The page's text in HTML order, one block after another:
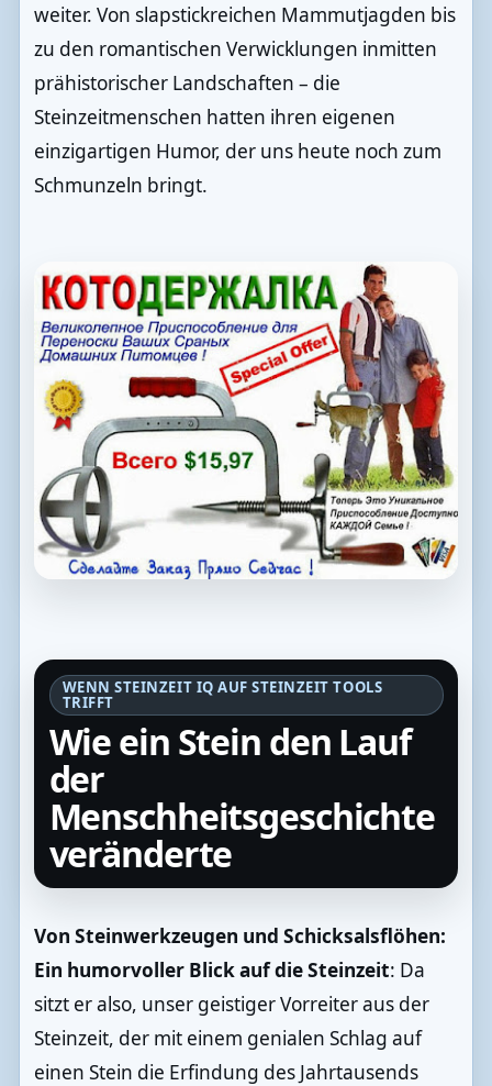
weiter. Von slapstickreichen Mammutjagden bis
zu den romantischen Verwicklungen inmitten
prähistorischer Landschaften – die
Steinzeitmenschen hatten ihren eigenen
einzigartigen Humor, der uns heute noch zum
Schmunzeln bringt.
WENN STEINZEIT IQ AUF STEINZEIT TOOLS
TRIFFT
Wie ein Stein den Lauf
der
Menschheitsgeschichte
veränderte
Von Steinwerkzeugen und Schicksalsflöhen:
Ein humorvoller Blick auf die Steinzeit: Da
sitzt er also, unser geistiger Vorreiter aus der
Steinzeit, der mit einem genialen Schlag auf
einen Stein die Erfindung des Jahrtausends